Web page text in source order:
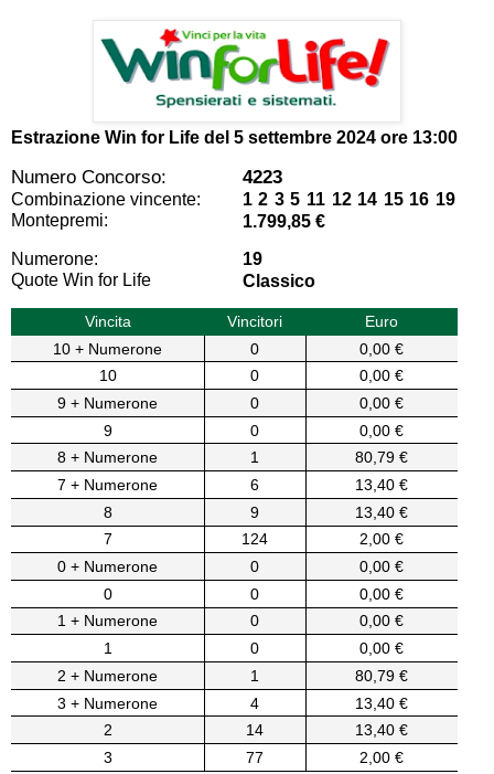
Estrazione Win for Life del 5 settembre 2024 ore 13:00
Numero Concorso: 4223
Combinazione vincente:
1 2 3 5 11 12 14 15 16 19
Montepremi:
1.799,85 €
Numerone:
19
Quote Win for Life
Classico
Vincita Vincitori
Euro
10 + Numerone
0
0,00 €
10
0
0,00 €
9 + Numerone
0
0,00 €
9
0
0,00 €
8 + Numerone
1
80,79 €
7 + Numerone
6
13,40 €
8
9
13,40 €
7
124
2,00 €
0 + Numerone
0
0,00 €
0
0
0,00 €
1 + Numerone
0
0,00 €
1
0
0,00 €
2 + Numerone
1
80,79 €
3 + Numerone
4
13,40 €
2
14
13,40 €
3
77 2,00 €